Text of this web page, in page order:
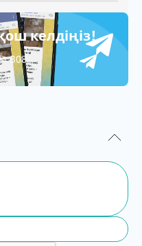
келдіңіз!
308